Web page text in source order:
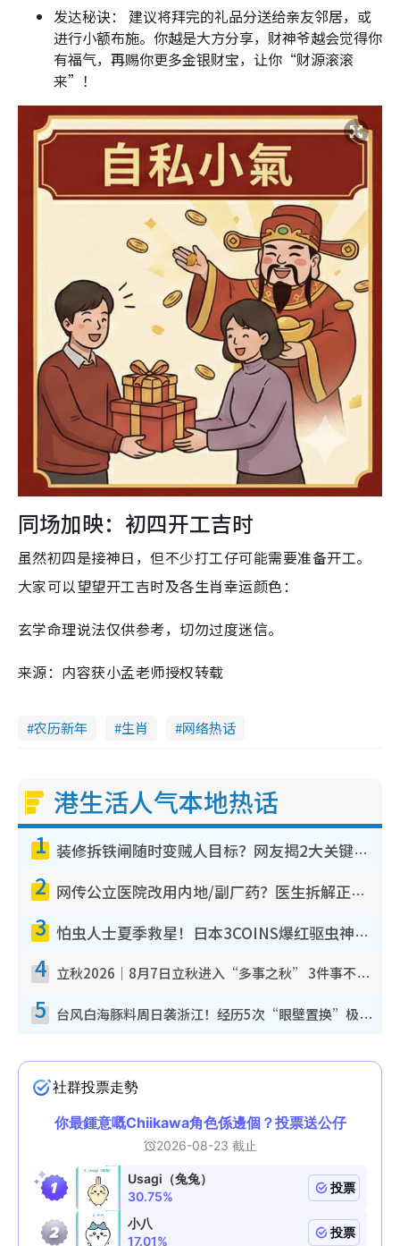
发达秘诀： 建议将拜完的礼品分送给亲友邻居，或
进行小额布施。你越是大方分享，财神爷越会觉得你
有福气，再赐你更多金银财宝，让你“财源滚滚
来”！
同场加映：初四开工吉时
虽然初四是接神日，但不少打工仔可能需要准备开工。
大家可以望望开工吉时及各生肖幸运颜色：
玄学命理说法仅供参考，切勿过度迷信。
来源：内容获小孟老师授权转载
农历新年 生肖 网络热话
港生活人气本地热话
1 装修拆铁闸随时变贼人目标？网友揭2大关键用途：装新款等于白装？附新旧铁闸分别
2 网传公立医院改用内地/副厂药？医生拆解正副厂分别，揭4类人换药随时出事
3 怕虫人士夏季救星！日本3COINS爆红驱虫神器$45起 1招“全程免触碰”轻松搞定小强
4 立秋2026｜8月7日立秋进入“多事之秋” 3件事不可做！专家教6招开运 清杂物／钱包纳气接好运
5 台风白海豚料周日袭浙江！经历5次“眼壁置换”极罕见 成登陆内地最长途台风